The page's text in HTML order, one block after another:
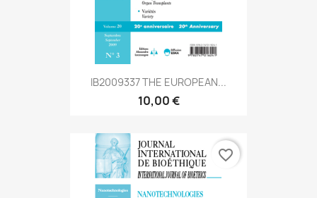
IB2009337 THE EUROPEAN...
10,00 €
favorite_border